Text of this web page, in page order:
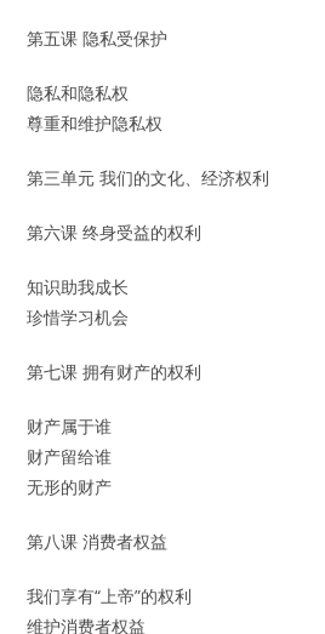
第五课 隐私受保护
隐私和隐私权
尊重和维护隐私权
第三单元 我们的文化、经济权利
第六课 终身受益的权利
知识助我成长
珍惜学习机会
第七课 拥有财产的权利
财产属于谁
财产留给谁
无形的财产
第八课 消费者权益
我们享有“上帝”的权利
维护消费者权益